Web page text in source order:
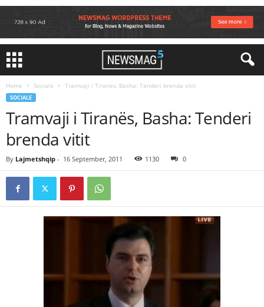
Home Sociale Tramvaji i Tiranës, Basha: Tenderi brenda vitit
SOCIALE
Tramvaji i Tiranës, Basha: Tenderi
brenda vitit
By Lajmetshqip - 16 September, 2011 1130 0